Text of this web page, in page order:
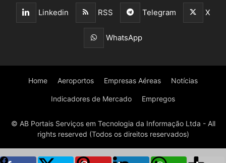
Linkedin RSS Telegram X
WhatsApp
Home Aeroportos Empresas Aéreas Notícias
Indicadores de Mercado Empregos
© AB Portais Serviços em Tecnologia da Informação Ltda - All
rights reserved (Todos os direitos reservados)